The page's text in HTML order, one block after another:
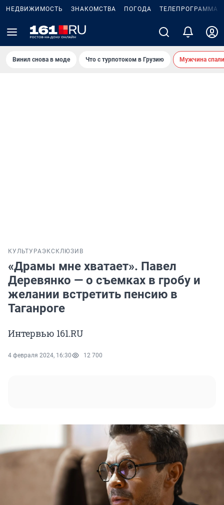
НЕДВИЖИМОСТЬ ЗНАКОМСТВА ПОГОДА ТЕЛЕПРОГРАММА
Винил снова в моде Что с турпотоком в Грузию Мужчина
КУЛЬТУРАЭКСКЛЮЗИВ
«Драмы мне хватает». Павел
Деревянко — о съемках в гробу и
желании встретить пенсию в
Таганроге
Интервью 161.RU
4 февраля 2024, 16:30 12 700